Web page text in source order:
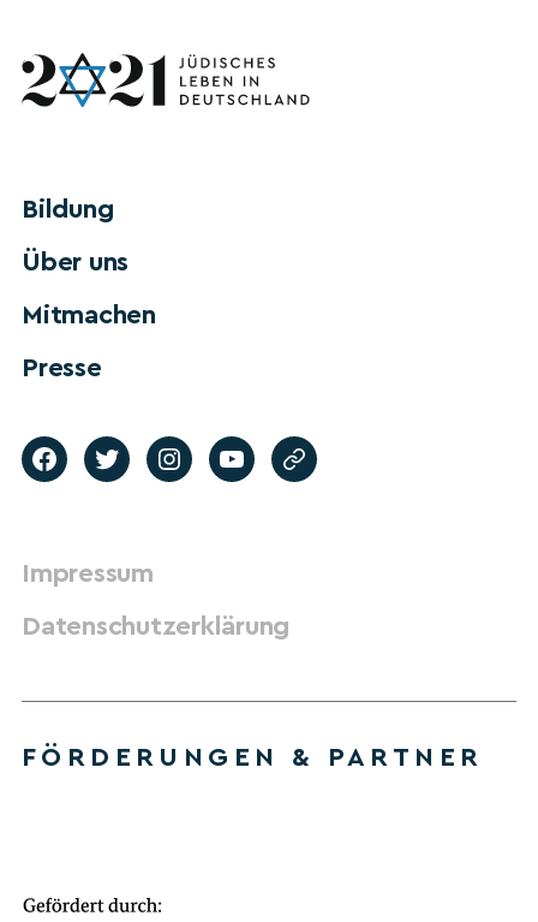
Bildung
Über uns
Mitmachen
Presse
Impressum
Datenschutzerklärung
FÖRDERUNGEN & PARTNER